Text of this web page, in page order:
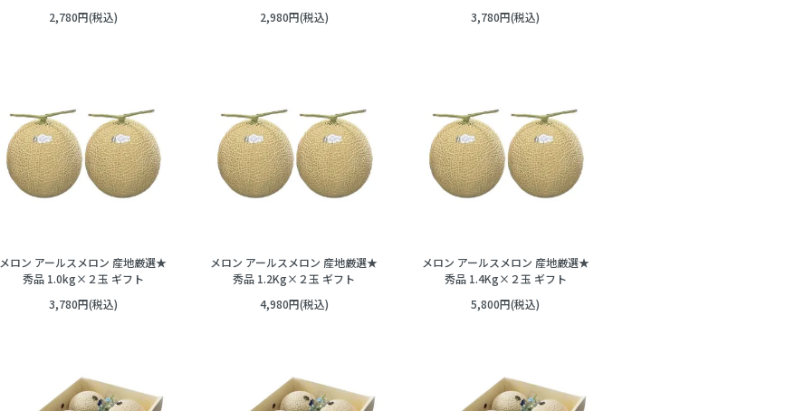
2,780円(税込)
2,980円(税込)
3,780円(税込)
メロン アールスメロン 産地厳選★
秀品 1.0kg×２玉 ギフト
3,780円(税込)
メロン アールスメロン 産地厳選★
秀品 1.2Kg×２玉 ギフト
4,980円(税込)
メロン アールスメロン 産地厳選★
秀品 1.4Kg×２玉 ギフト
5,800円(税込)